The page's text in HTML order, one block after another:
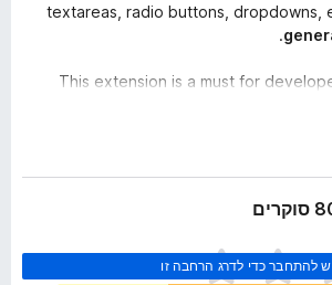
textareas, radio buttons, dropdowns,
This extension is a must for
Randomly selects radio buttons
Ignores CAPTCHA, hidden,
להתחבר כדי לדרג הרחבה זו